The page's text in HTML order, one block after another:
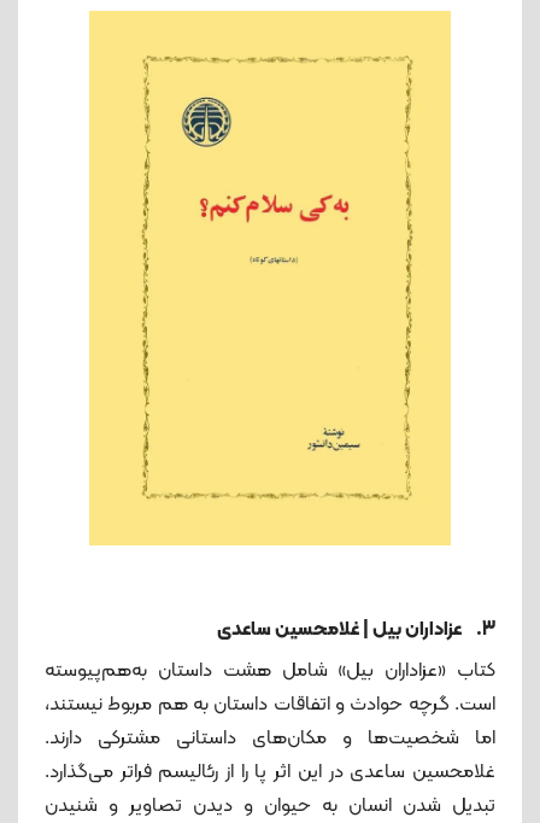
3. عزاداران بیل | غلامحسین ساعدی
کتاب «عزاداران بیل» شامل هشت داستان به‌هم‌پیوسته
است. گرچه حوادث و اتفاقات داستان به هم مربوط نیستند،
اما شخصیت‌ها و مکان‌های داستانی مشترکی دارند.
غلامحسین ساعدی در این اثر پا را از رئالیسم فراتر می‌گذارد.
تبدیل شدن انسان به حیوان و دیدن تصاویر و شنیدن